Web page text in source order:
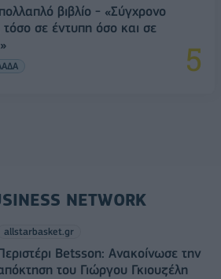
βιβλίο - «Σύγχρονο
τόσο σε έντυπη όσο και σε
NETWORK
allstarbasket.gr
Betsson: Ανακοίνωσε την
του Γιώργου Γκιουζέλη